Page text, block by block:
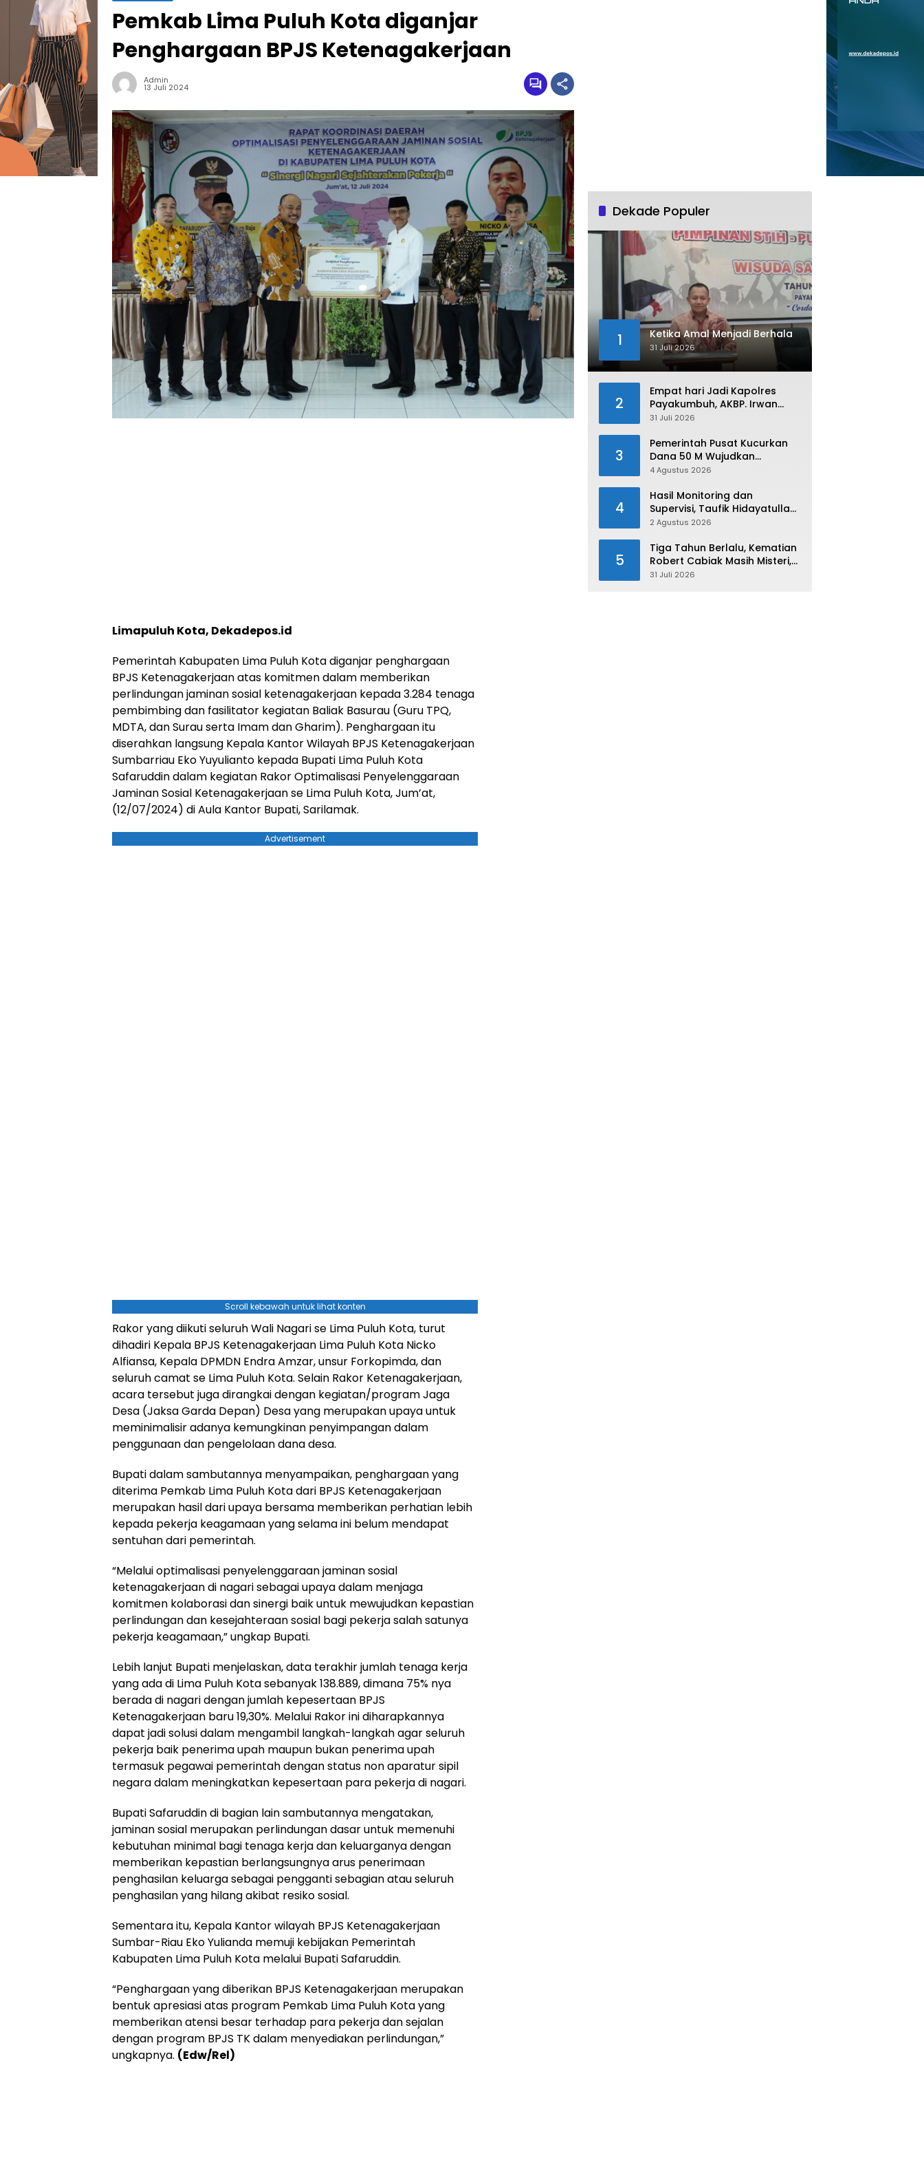
Pemkab Lima Puluh Kota diganjar
Penghargaan BPJS Ketenagakerjaan
Admin
13 Juli 2024
Limapuluh Kota, Dekadepos.id
Pemerintah Kabupaten Lima Puluh Kota diganjar penghargaan
BPJS Ketenagakerjaan atas komitmen dalam memberikan
perlindungan jaminan sosial ketenagakerjaan kepada 3.284 tenaga
pembimbing dan fasilitator kegiatan Baliak Basurau (Guru TPQ,
MDTA, dan Surau serta Imam dan Gharim). Penghargaan itu
diserahkan langsung Kepala Kantor Wilayah BPJS Ketenagakerjaan
Sumbarriau Eko Yuyulianto kepada Bupati Lima Puluh Kota
Safaruddin dalam kegiatan Rakor Optimalisasi Penyelenggaraan
Jaminan Sosial Ketenagakerjaan se Lima Puluh Kota, Jum’at,
(12/07/2024) di Aula Kantor Bupati, Sarilamak.
Advertisement
Scroll kebawah untuk lihat konten
Rakor yang diikuti seluruh Wali Nagari se Lima Puluh Kota, turut
dihadiri Kepala BPJS Ketenagakerjaan Lima Puluh Kota Nicko
Alfiansa, Kepala DPMDN Endra Amzar, unsur Forkopimda, dan
seluruh camat se Lima Puluh Kota. Selain Rakor Ketenagakerjaan,
acara tersebut juga dirangkai dengan kegiatan/program Jaga
Desa (Jaksa Garda Depan) Desa yang merupakan upaya untuk
meminimalisir adanya kemungkinan penyimpangan dalam
penggunaan dan pengelolaan dana desa.
Bupati dalam sambutannya menyampaikan, penghargaan yang
diterima Pemkab Lima Puluh Kota dari BPJS Ketenagakerjaan
merupakan hasil dari upaya bersama memberikan perhatian lebih
kepada pekerja keagamaan yang selama ini belum mendapat
sentuhan dari pemerintah.
“Melalui optimalisasi penyelenggaraan jaminan sosial
ketenagakerjaan di nagari sebagai upaya dalam menjaga
komitmen kolaborasi dan sinergi baik untuk mewujudkan kepastian
perlindungan dan kesejahteraan sosial bagi pekerja salah satunya
pekerja keagamaan,” ungkap Bupati.
Lebih lanjut Bupati menjelaskan, data terakhir jumlah tenaga kerja
yang ada di Lima Puluh Kota sebanyak 138.889, dimana 75% nya
berada di nagari dengan jumlah kepesertaan BPJS
Ketenagakerjaan baru 19,30%. Melalui Rakor ini diharapkannya
dapat jadi solusi dalam mengambil langkah-langkah agar seluruh
pekerja baik penerima upah maupun bukan penerima upah
termasuk pegawai pemerintah dengan status non aparatur sipil
negara dalam meningkatkan kepesertaan para pekerja di nagari.
Bupati Safaruddin di bagian lain sambutannya mengatakan,
jaminan sosial merupakan perlindungan dasar untuk memenuhi
kebutuhan minimal bagi tenaga kerja dan keluarganya dengan
memberikan kepastian berlangsungnya arus penerimaan
penghasilan keluarga sebagai pengganti sebagian atau seluruh
penghasilan yang hilang akibat resiko sosial.
Sementara itu, Kepala Kantor wilayah BPJS Ketenagakerjaan
Sumbar-Riau Eko Yulianda memuji kebijakan Pemerintah
Kabupaten Lima Puluh Kota melalui Bupati Safaruddin.
“Penghargaan yang diberikan BPJS Ketenagakerjaan merupakan
bentuk apresiasi atas program Pemkab Lima Puluh Kota yang
memberikan atensi besar terhadap para pekerja dan sejalan
dengan program BPJS TK dalam menyediakan perlindungan,”
ungkapnya. (Edw/Rel)
Dekade Populer
1 Ketika Amal Menjadi Berhala
31 Juli 2026
2
Empat hari Jadi Kapolres
Payakumbuh, AKBP. Irwan
Andeta Langsung Sambangi
31 Juli 2026
3
Pemerintah Pusat Kucurkan
Dana 50 M Wujudkan
Swasembada dan Ketahanan
4 Agustus 2026
4
Hasil Monitoring dan
Supervisi, Taufik Hidayatullah:
Limapuluh Kota Siap Kirimkan
Porprov Sumbar 2026
2 Agustus 2026
5
Tiga Tahun Berlalu, Kematian
Robert Cabiak Masih Misteri,
AKBP. Irwan : Jadi Atensi Kita
31 Juli 2026